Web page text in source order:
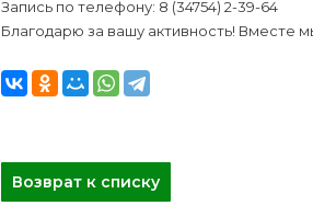
Запись по телефону: 8 (34754) 2-39-64
Благодарю за вашу активность! Вместе
Возврат к списку